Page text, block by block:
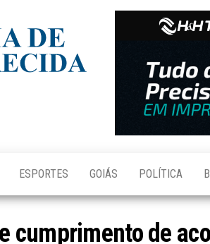
Aparecida
ESPORTES GOIÁS POLÍTICA
cumprimento de